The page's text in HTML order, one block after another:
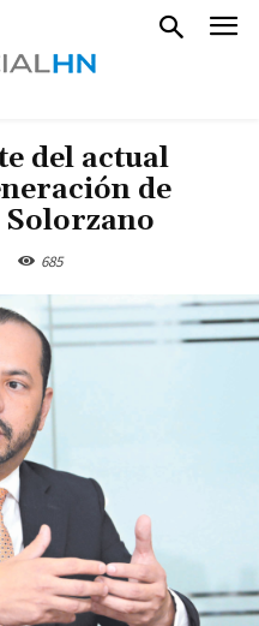
del actual
de
Solorzano
685